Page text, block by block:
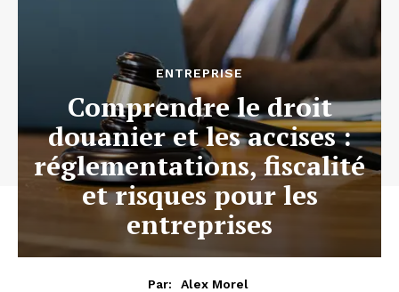
ENTREPRISE
Comprendre le droit
douanier et les accises :
réglementations, fiscalité
et risques pour les
entreprises
Par:
Alex Morel